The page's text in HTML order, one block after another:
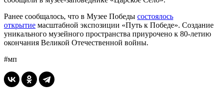
Ранее сообщалось, что в Музее Победы состоялось
открытие масштабной экспозиции «Путь к Победе». Создание
уникального музейного пространства приурочено к 80-летию
окончания Великой Отечественной войны.
#мп